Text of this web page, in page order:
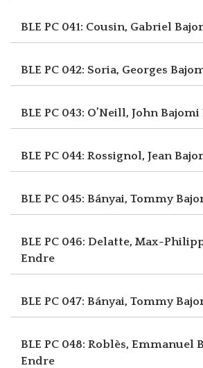
BLE PC 041: Cousin, Gabriel
BLE PC 042: Soria, Georges
BLE PC 043: O’Neill, JohnBajomi
BLE PC 044: Rossignol, Jean
BLE PC 045: Bányai, Tommy
BLE PC 046: Delatte, Max-
Endre
BLE PC 047: Bányai, Tommy
BLE PC 048: Roblès, Emmanuel
Endre